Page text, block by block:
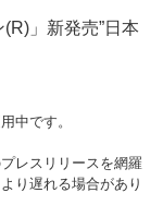
」新発売”日本
中です。
レスリリースを網羅
り遅れる場合があり